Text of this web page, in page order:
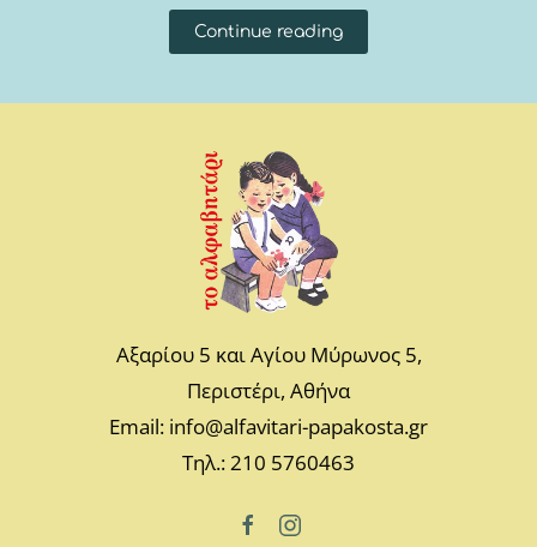
Continue reading
Αξαρίου 5 και Αγίου Μύρωνος 5,
Περιστέρι, Αθήνα
Email: info@alfavitari-papakosta.gr
Τηλ.: 210 5760463